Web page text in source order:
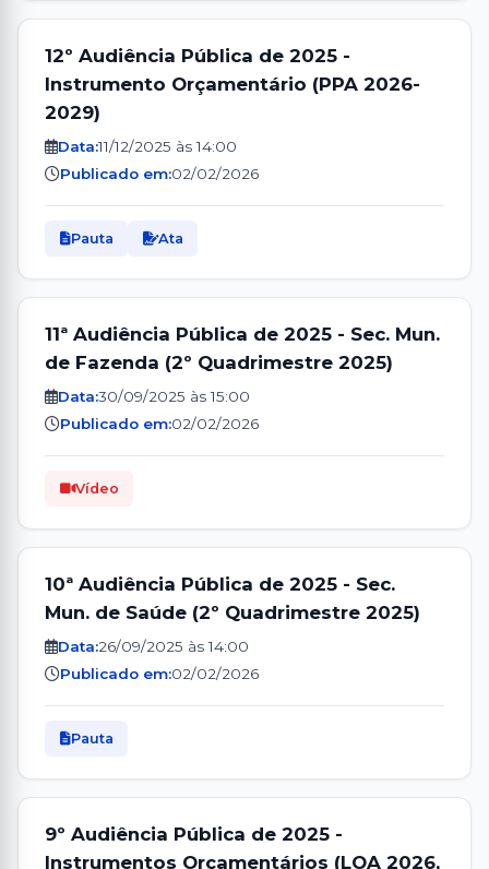
12º Audiência Pública de 2025 -
Instrumento Orçamentário (PPA 2026-
2029)
Data:11/12/2025 às 14:00
Publicado em:02/02/2026
Pauta Ata
11ª Audiência Pública de 2025 - Sec. Mun.
de Fazenda (2º Quadrimestre 2025)
Data:30/09/2025 às 15:00
Publicado em:02/02/2026
Vídeo
10ª Audiência Pública de 2025 - Sec.
Mun. de Saúde (2º Quadrimestre 2025)
Data:26/09/2025 às 14:00
Publicado em:02/02/2026
Pauta
9º Audiência Pública de 2025 -
Instrumentos Orçamentários (LOA 2026,